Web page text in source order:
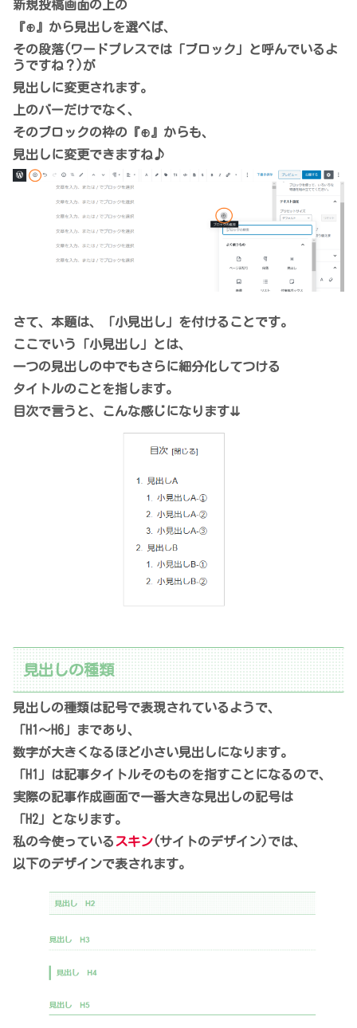
新規投稿画面の上の
『⊕』から見出しを選べば、
その段落(ワードプレスでは「ブロック」と呼んでいるよ
うですね？)が
見出しに変更されます。
上のバーだけでなく、
そのブロックの枠の『⊕』からも、
見出しに変更できますね♪
さて、本題は、「小見出し」を付けることです。
ここでいう「小見出し」とは、
一つの見出しの中でもさらに細分化してつける
タイトルのことを指します。
目次で言うと、こんな感じになります⇊
見出しの種類
見出しの種類は記号で表現されているようで、
「H1～H6」まであり、
数字が大きくなるほど小さい見出しになります。
「H1」は記事タイトルそのものを指すことになるので、
実際の記事作成画面で一番大きな見出しの記号は
「H2」となります。
私の今使っている スキン(サイトのデザイン)では、
以下のデザインで表されます。